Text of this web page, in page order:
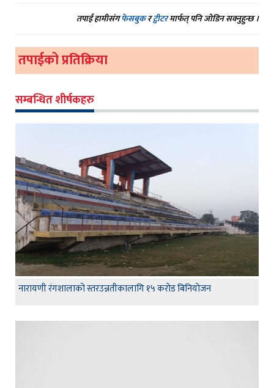
तपाईं हामीसंगफेसबुकरट्वीटरमार्फत् पनि जोडिन सक्नुहुन्छ ।
तपाईको प्रतिक्रिया
सम्बन्धित शीर्षकहरु
नारायणी रंगशालाको स्तरउन्नतीकालागि १५ करोड बिनियोजन